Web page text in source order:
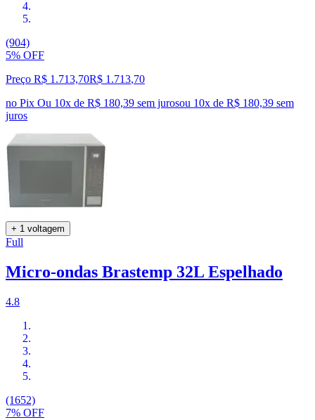
(904)
5% OFF
Preço R$ 1.713,70R$ 1.713,70
no Pix Ou 10x de R$ 180,39 sem jurosou 10x de R$ 180,39 sem
juros
+ 1 voltagem
Full
Micro-ondas Brastemp 32L Espelhado
4.8
(1652)
7% OFF